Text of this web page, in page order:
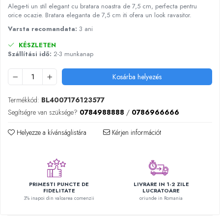
Babaházak
Reborn babák
Dínós játékok
Plüss figurák
Figurine
Montessori játékok
Ábécés játékok
Számos játékok
Numberblocks készletek
Alege-ti un stil elegant cu bratara noastra de 7,5 cm, perfecta pentru
orice ocazie. Bratara eleganta de 7,5 cm iti ofera un look ravasitor.
Varsta recomandata: 3 ani
KÉSZLETEN
Szállítási idő: 2-3 munkanap
Kosárba helyezés
Termékkód: BL4007176123577
Segítségre van szüksége? 0784988888 / 0786966666
Helyezze a kívánságlistára Kérjen információt
PRIMESTI PUNCTE DE
FIDELITATE
3% inapoi din valoarea comenzii
LIVRARE IN 1-2 ZILE
LUCRATOARE
oriunde in Romania